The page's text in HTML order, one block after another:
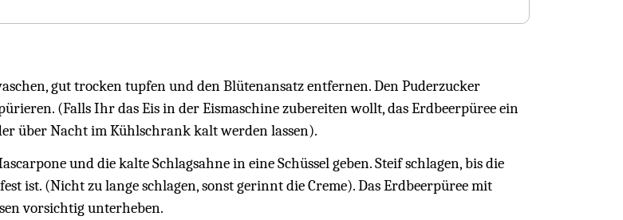
gut trocken tupfen und den Blütenansatz entfernen. Den Puderzucker
(Falls Ihr das Eis in der Eismaschine zubereiten wollt, das Erdbeerpüree ein
über Nacht im Kühlschrank kalt werden lassen).
und die kalte Schlagsahne in eine Schüssel geben. Steif schlagen, bis die
ist. (Nicht zu lange schlagen, sonst gerinnt die Creme). Das Erdbeerpüree mit
vorsichtig unterheben.